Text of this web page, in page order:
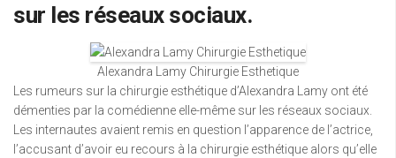
sur les réseaux sociaux.
Alexandra Lamy Chirurgie Esthetique
Les rumeurs sur la chirurgie esthétique d’Alexandra Lamy ont été
démenties par la comédienne elle-même sur les réseaux sociaux.
Les internautes avaient remis en question l’apparence de l’actrice,
l’accusant d’avoir eu recours à la chirurgie esthétique alors qu’elle